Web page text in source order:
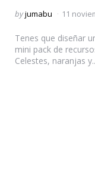
Posted
byjumabu 11
Tenes que diseñar
mini pack de
Celestes, naranjas